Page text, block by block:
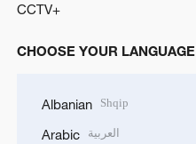
CCTV+
CHOOSE YOUR LANGUAGE
Albanian Shqip
Arabic العربية